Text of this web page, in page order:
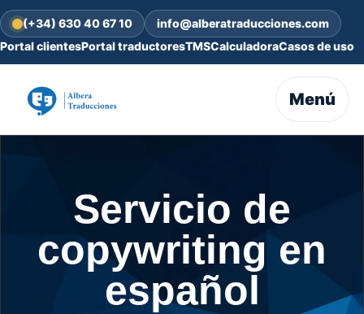
(+34) 630 40 67 10
info@alberatraducciones.com
Portal clientesPortal traductoresTMSCalculadoraCasos de uso
Menú
Servicio de
copywriting en
español